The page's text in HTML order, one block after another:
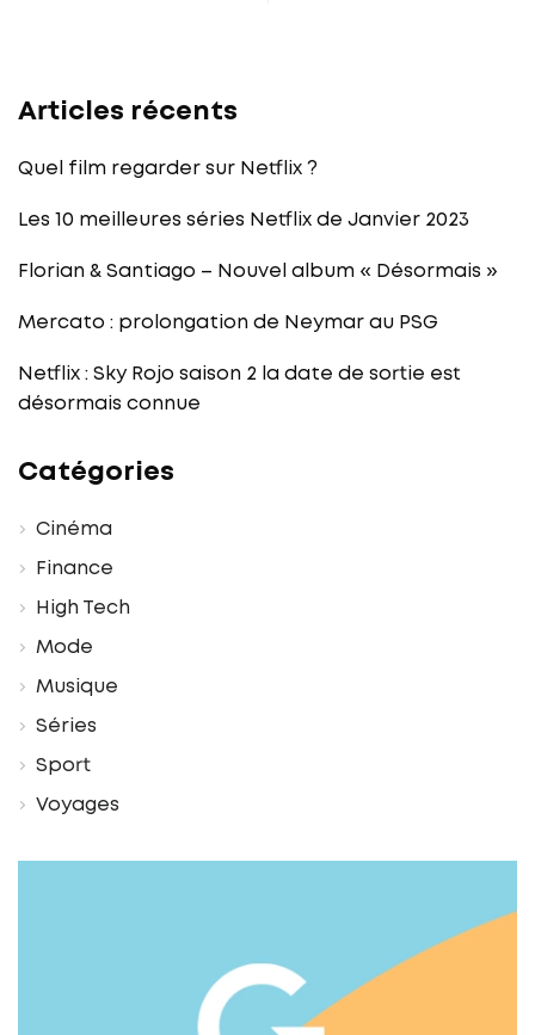
Articles récents
Quel film regarder sur Netflix ?
Les 10 meilleures séries Netflix de Janvier 2023
Florian & Santiago – Nouvel album « Désormais »
Mercato : prolongation de Neymar au PSG
Netflix : Sky Rojo saison 2 la date de sortie est
désormais connue
Catégories
Cinéma
Finance
High Tech
Mode
Musique
Séries
Sport
Voyages